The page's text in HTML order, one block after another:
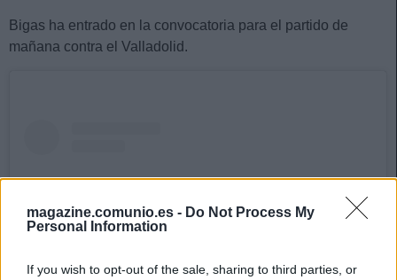
magazine.comunio.es - Do Not Process My
Personal Information
If you wish to opt-out of the sale, sharing to third parties, or
Bigas ha entrado en la convocatoria para el partido de
mañana contra el Valladolid.